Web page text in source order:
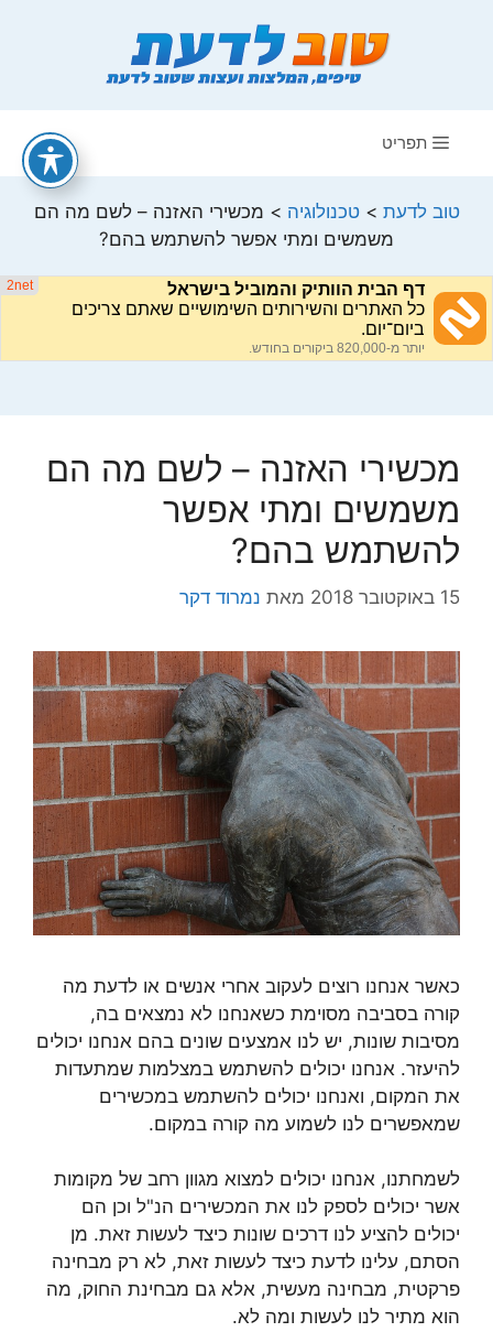
תפריט
טוב לדעת >טכנולוגיה > מכשירי האזנה – לשם מה הם
משמשים ומתי אפשר להשתמש בהם?
מכשירי האזנה – לשם מה הם
משמשים ומתי אפשר
להשתמש בהם?
15 באוקטובר 2018 מאת נמרוד דקר
כאשר אנחנו רוצים לעקוב אחרי אנשים או לדעת מה
קורה בסביבה מסוימת כשאנחנו לא נמצאים בה,
מסיבות שונות, יש לנו אמצעים שונים בהם אנחנו יכולים
להיעזר. אנחנו יכולים להשתמש במצלמות שמתעדות
את המקום, ואנחנו יכולים להשתמש במכשירים
שמאפשרים לנו לשמוע מה קורה במקום.
לשמחתנו, אנחנו יכולים למצוא מגוון רחב של מקומות
אשר יכולים לספק לנו את המכשירים הנ"ל וכן הם
יכולים להציע לנו דרכים שונות כיצד לעשות זאת. מן
הסתם, עלינו לדעת כיצד לעשות זאת, לא רק מבחינה
פרקטית, מבחינה מעשית, אלא גם מבחינת החוק, מה
הוא מתיר לנו לעשות ומה לא.